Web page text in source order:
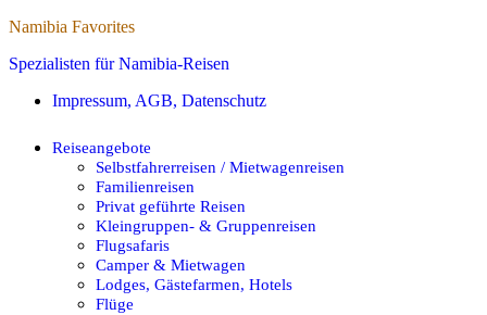
Namibia Favorites
Spezialisten für Namibia-Reisen
Impressum, AGB, Datenschutz
Reiseangebote
Selbstfahrerreisen / Mietwagenreisen
Familienreisen
Privat geführte Reisen
Kleingruppen- & Gruppenreisen
Flugsafaris
Camper & Mietwagen
Lodges, Gästefarmen, Hotels
Flüge